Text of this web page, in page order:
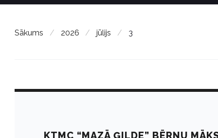
e
Sākums / 2026 / jūlijs / 3
KTMC “MAZĀ ĢILDE” BĒRNU